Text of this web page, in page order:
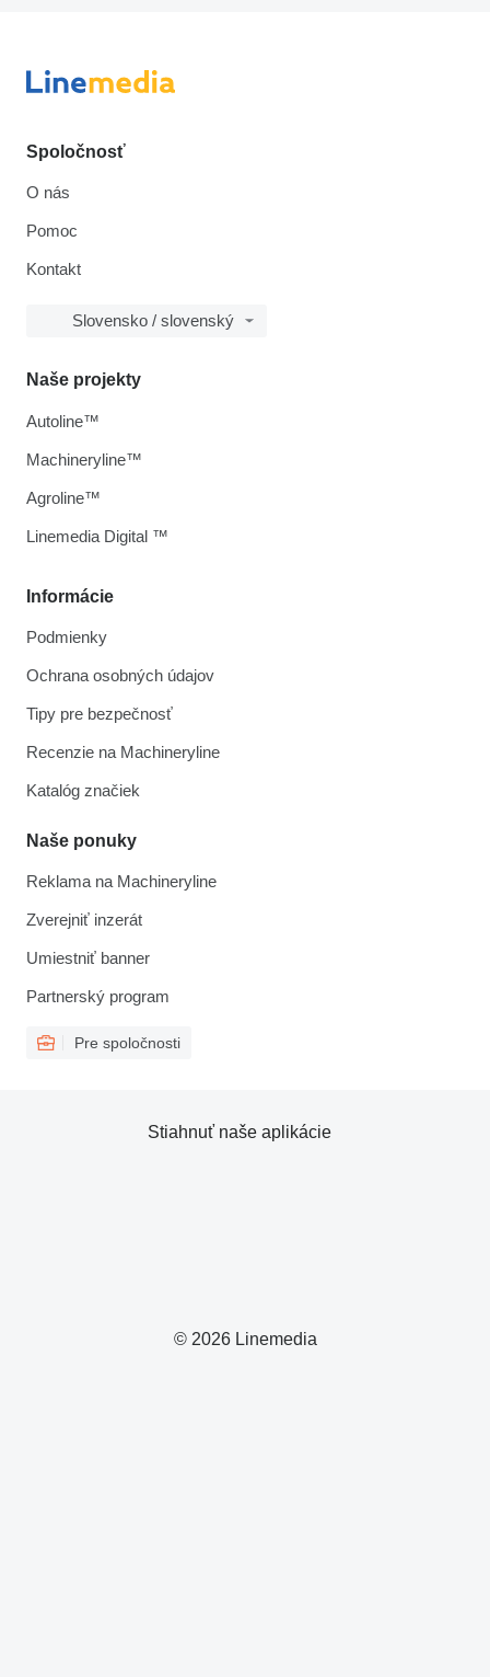
Spoločnosť
O nás
Pomoc
Kontakt
Slovensko / slovenský
Informácie
Podmienky
Ochrana osobných údajov
Tipy pre bezpečnosť
Recenzie na Machineryline
Katalóg značiek
Naše ponuky
Reklama na Machineryline
Zverejniť inzerát
Umiestniť banner
Partnerský program
Pre spoločnosti
Naše projekty
Autoline™
Machineryline™
Agroline™
Linemedia Digital ™
© 2026 Linemedia
Stiahnuť naše aplikácie